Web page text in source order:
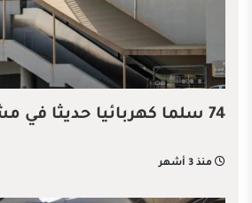
74 سلما كهربائيا حديثا في مشعر منى
منذ 3 أشهر